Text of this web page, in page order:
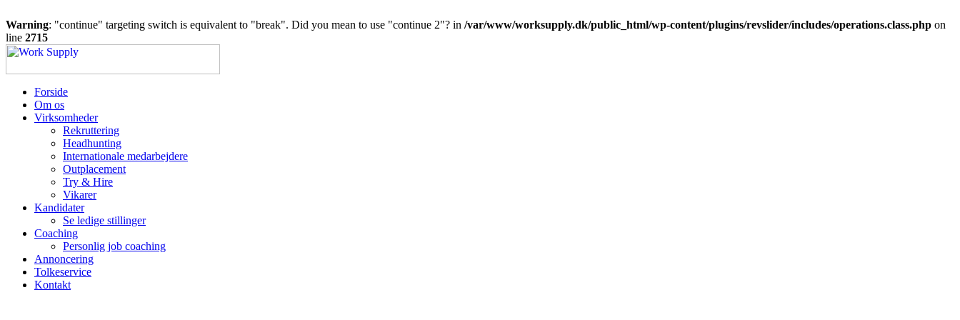
Warning: "continue" targeting switch is equivalent to "break". Did you mean to use "continue 2"? in /var/www/worksupply.dk/public_html/wp-content/plugins/revslider/includes/operations.class.php on
line 2715
Forside
Om os
Virksomheder
Rekruttering
Headhunting
Internationale medarbejdere
Outplacement
Try & Hire
Vikarer
Kandidater
Se ledige stillinger
Coaching
Personlig job coaching
Annoncering
Tolkeservice
Kontakt